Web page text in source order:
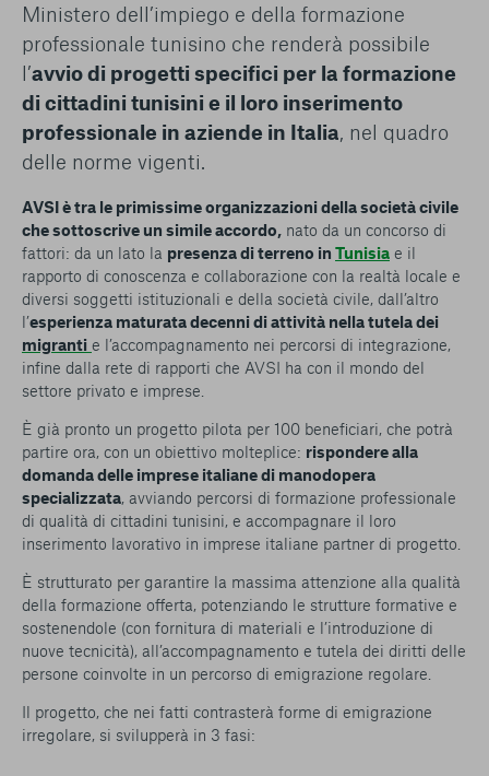
Ministero dell’impiego e della formazione
professionale tunisino che renderà possibile
l’avvio di progetti specifici per la formazione
di cittadini tunisini e il loro inserimento
professionale in aziende in Italia, nel quadro
delle norme vigenti.
AVSI è tra le primissime organizzazioni della società civile
che sottoscrive un simile accordo, nato da un concorso di
fattori: da un lato la presenza di terreno in Tunisia e il
rapporto di conoscenza e collaborazione con la realtà locale e
diversi soggetti istituzionali e della società civile, dall’altro
l’esperienza maturata decenni di attività nella tutela dei
migranti e l’accompagnamento nei percorsi di integrazione,
infine dalla rete di rapporti che AVSI ha con il mondo del
settore privato e imprese.
È già pronto un progetto pilota per 100 beneficiari, che potrà
partire ora, con un obiettivo molteplice: rispondere alla
domanda delle imprese italiane di manodopera
specializzata, avviando percorsi di formazione professionale
di qualità di cittadini tunisini, e accompagnare il loro
inserimento lavorativo in imprese italiane partner di progetto.
È strutturato per garantire la massima attenzione alla qualità
della formazione offerta, potenziando le strutture formative e
sostenendole (con fornitura di materiali e l’introduzione di
nuove tecnicità), all’accompagnamento e tutela dei diritti delle
persone coinvolte in un percorso di emigrazione regolare.
Il progetto, che nei fatti contrasterà forme di emigrazione
irregolare, si svilupperà in 3 fasi: